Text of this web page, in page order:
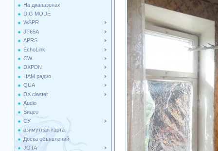
На диапазонах
DIG MODE
WSPR
JT65A
APRS
EchoLink
CW
DXPDN
HAM радио
QUA
DX claster
Audio
Видео
СУ
азимутная карта
Доска объявлений
JOTA